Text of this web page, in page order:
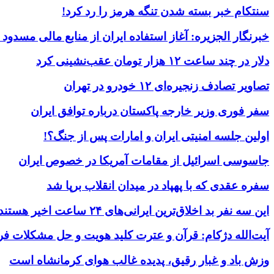
سنتکام خبر بسته شدن تنگه هرمز را رد کرد!
خبرنگار الجزیره: آغاز استفاده ایران از منابع مالی
دلار در چند ساعت ۱۲ هزار تومان عقب‌نشینی کرد
تصاویر تصادف زنجیره‌ای ۱۲ خودرو در تهران
سفر فوری وزیر خارجه پاکستان درباره توافق ایران
اولین جلسه امنیتی ایران و امارات پس از جنگ؟!
جاسوسی اسرائیل از مقامات آمریکا در خصوص ایران
سفره عقدی که با پهپاد در میدان انقلاب برپا شد
این سه نفر بد اخلاق‌ترین ایرانی‌های ۲۴ ساعت اخیر هستند
آیت‌الله دژکام: قرآن و عترت کلید هویت و حل مشکلات
وزش باد و غبار رقیق، پدیده غالب هوای کرمانشاه است